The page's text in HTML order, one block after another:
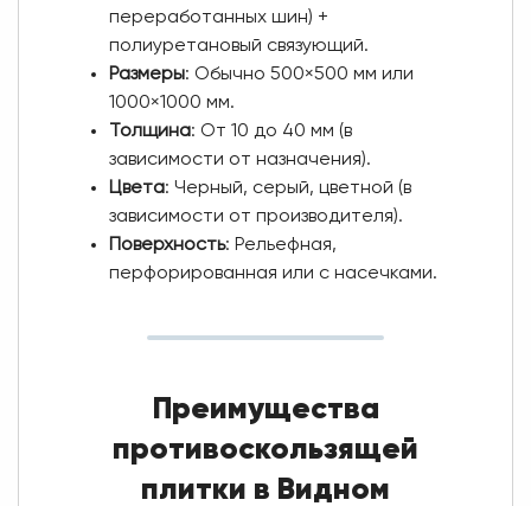
переработанных шин) +
полиуретановый связующий.
Размеры: Обычно 500×500 мм или
1000×1000 мм.
Толщина: От 10 до 40 мм (в
зависимости от назначения).
Цвета: Черный, серый, цветной (в
зависимости от производителя).
Поверхность: Рельефная,
перфорированная или с насечками.
Преимущества
противоскользящей
плитки в Видном